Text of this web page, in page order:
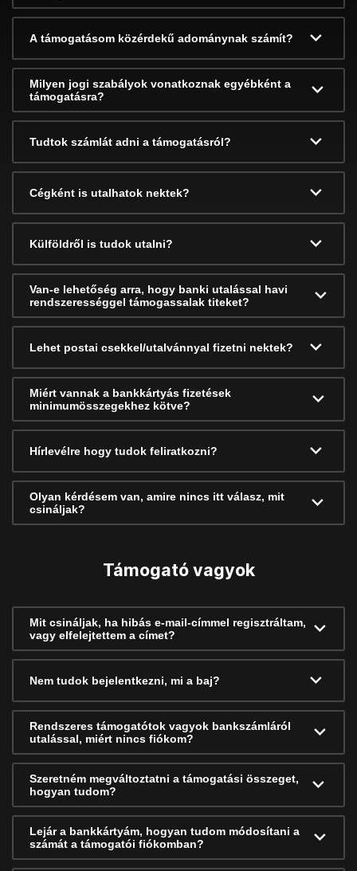
A támogatásom közérdekű adománynak számít?
Milyen jogi szabályok vonatkoznak egyébként a
támogatásra?
Tudtok számlát adni a támogatásról?
Cégként is utalhatok nektek?
Külföldről is tudok utalni?
Van-e lehetőség arra, hogy banki utalással havi
rendszerességgel támogassalak titeket?
Lehet postai csekkel/utalvánnyal fizetni nektek?
Miért vannak a bankkártyás fizetések
minimumösszegekhez kötve?
Hírlevélre hogy tudok feliratkozni?
Olyan kérdésem van, amire nincs itt válasz, mit
csináljak?
Támogató vagyok
Mit csináljak, ha hibás e-mail-címmel regisztráltam,
vagy elfelejtettem a címet?
Nem tudok bejelentkezni, mi a baj?
Rendszeres támogatótok vagyok bankszámláról
utalással, miért nincs fiókom?
Szeretném megváltoztatni a támogatási összeget,
hogyan tudom?
Lejár a bankkártyám, hogyan tudom módosítani a
számát a támogatói fiókomban?